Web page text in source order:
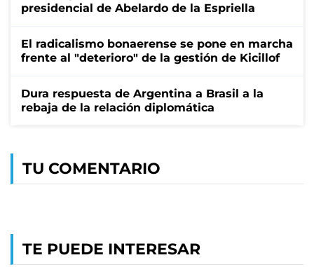
presidencial de Abelardo de la Espriella
El radicalismo bonaerense se pone en marcha
frente al "deterioro" de la gestión de Kicillof
Dura respuesta de Argentina a Brasil a la
rebaja de la relación diplomática
TU COMENTARIO
TE PUEDE INTERESAR